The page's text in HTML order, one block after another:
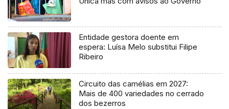
Entidade gestora doente em
espera: Luísa Melo substitui Filipe
Ribeiro
Circuito das camélias em 2027:
Mais de 400 variedades no cerrado
dos bezerros